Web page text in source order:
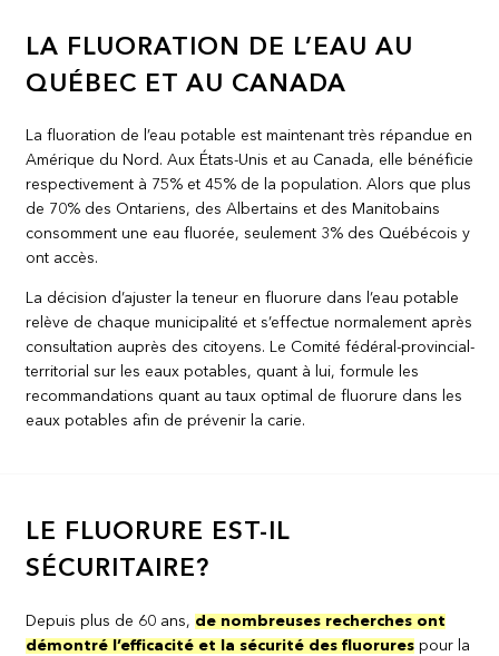
LA FLUORATION DE L’EAU AU
QUÉBEC ET AU CANADA
La fluoration de l’eau potable est maintenant très répandue en
Amérique du Nord. Aux États-Unis et au Canada, elle bénéficie
respectivement à 75% et 45% de la population. Alors que plus
de 70% des Ontariens, des Albertains et des Manitobains
consomment une eau fluorée, seulement 3% des Québécois y
ont accès.
La décision d’ajuster la teneur en fluorure dans l’eau potable
relève de chaque municipalité et s’effectue normalement après
consultation auprès des citoyens. Le Comité fédéral-provincial-
territorial sur les eaux potables, quant à lui, formule les
recommandations quant au taux optimal de fluorure dans les
eaux potables afin de prévenir la carie.
LE FLUORURE EST-IL
SÉCURITAIRE?
Depuis plus de 60 ans, de nombreuses recherches ont
démontré l’efficacité et la sécurité des fluorures pour la